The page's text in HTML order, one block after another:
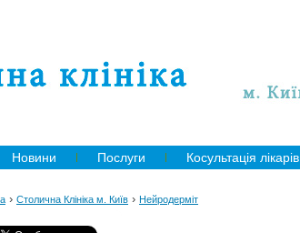
Новини Послуги Косультація лікарів
› Столична Клініка м. Київ › Нейродерміт